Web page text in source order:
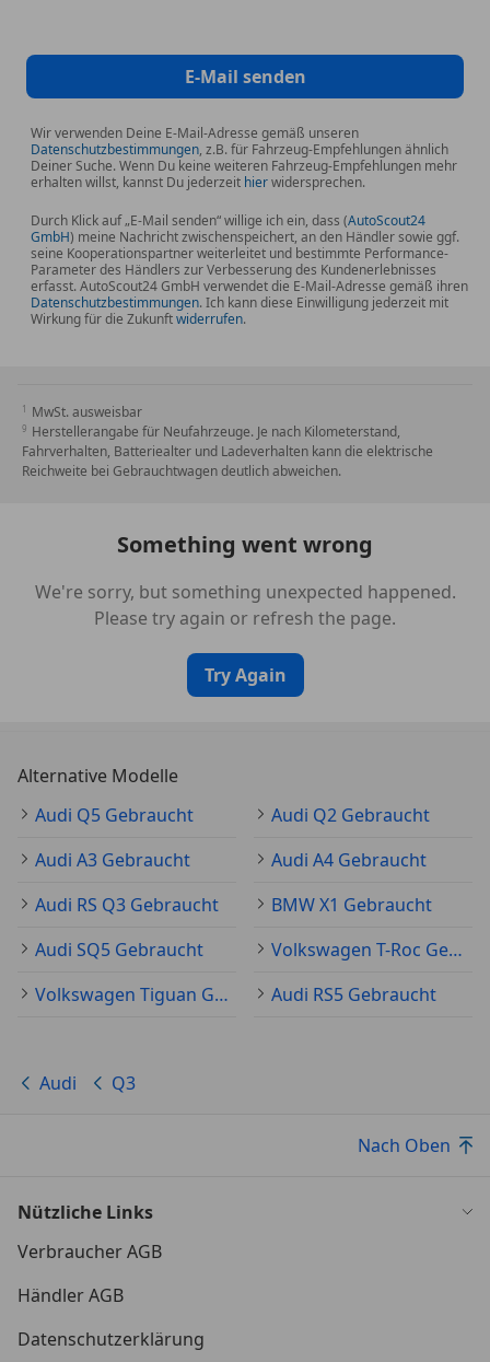
E-Mail senden
Wir verwenden Deine E-Mail-Adresse gemäß unseren
Datenschutzbestimmungen, z.B. für Fahrzeug-Empfehlungen ähnlich
Deiner Suche. Wenn Du keine weiteren Fahrzeug-Empfehlungen mehr
erhalten willst, kannst Du jederzeit hierwidersprechen.
Durch Klick auf „E-Mail senden“ willige ich ein, dass (AutoScout24
GmbH) meine Nachricht zwischenspeichert, an den Händler sowie ggf.
seine Kooperationspartner weiterleitet und bestimmte Performance-
Parameter des Händlers zur Verbesserung des Kundenerlebnisses
erfasst. AutoScout24 GmbH verwendet die E-Mail-Adresse gemäß ihren
Datenschutzbestimmungen. Ich kann diese Einwilligung jederzeit mit
Wirkung für die Zukunftwiderrufen.
MwSt. ausweisbar
Herstellerangabe für Neufahrzeuge. Je nach Kilometerstand,
Fahrverhalten, Batteriealter und Ladeverhalten kann die elektrische
Reichweite bei Gebrauchtwagen deutlich abweichen.
Something went wrong
We're sorry, but something unexpected happened.
Please try again or refresh the page.
Try Again
Alternative Modelle
Audi Q5 Gebraucht
Audi Q2 Gebraucht
Audi A3 Gebraucht
Audi A4 Gebraucht
Audi RS Q3 Gebraucht
BMW X1 Gebraucht
Audi SQ5 Gebraucht
Volkswagen T-Roc Gebraucht
Volkswagen Tiguan Gebraucht
Audi RS5 Gebraucht
Audi Q3
Nach Oben
Nützliche Links
Verbraucher AGB
Händler AGB
Datenschutzerklärung